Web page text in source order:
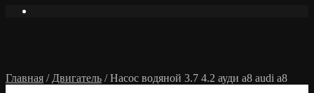
Главная / Двигатель / Насос водяной 3.7 4.2 ауди а8 audi a8